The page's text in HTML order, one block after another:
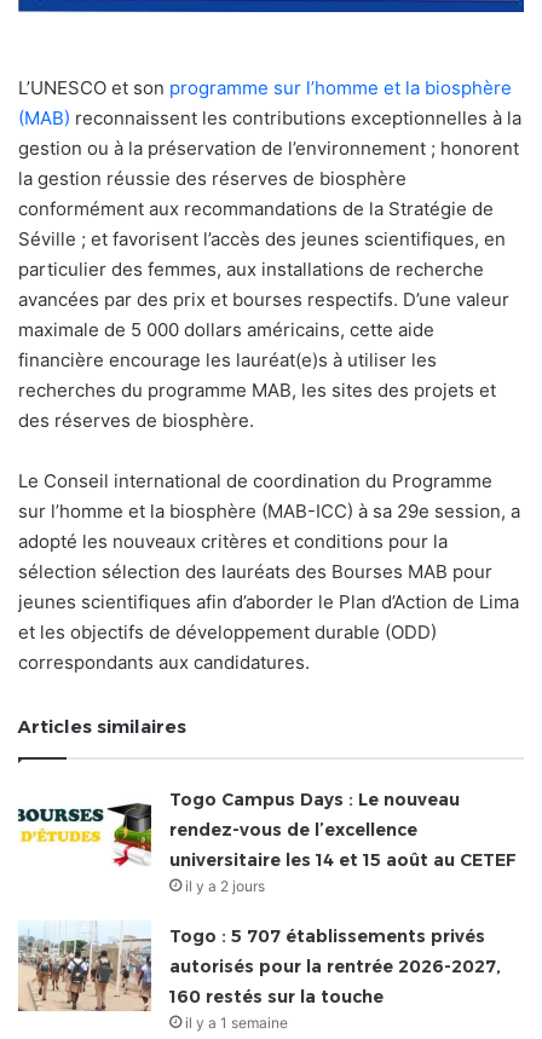
L’UNESCO et son programme sur l’homme et la biosphère
(MAB) reconnaissent les contributions exceptionnelles à la
gestion ou à la préservation de l’environnement ; honorent
la gestion réussie des réserves de biosphère
conformément aux recommandations de la Stratégie de
Séville ; et favorisent l’accès des jeunes scientifiques, en
particulier des femmes, aux installations de recherche
avancées par des prix et bourses respectifs. D’une valeur
maximale de 5 000 dollars américains, cette aide
financière encourage les lauréat(e)s à utiliser les
recherches du programme MAB, les sites des projets et
des réserves de biosphère.
Le Conseil international de coordination du Programme
sur l’homme et la biosphère (MAB-ICC) à sa 29e session, a
adopté les nouveaux critères et conditions pour la
sélection sélection des lauréats des Bourses MAB pour
jeunes scientifiques afin d’aborder le Plan d’Action de Lima
et les objectifs de développement durable (ODD)
correspondants aux candidatures.
Articles similaires
Togo Campus Days : Le nouveau
rendez-vous de l’excellence
universitaire les 14 et 15 août au CETEF
il y a 2 jours
Togo : 5 707 établissements privés
autorisés pour la rentrée 2026-2027,
160 restés sur la touche
il y a 1 semaine